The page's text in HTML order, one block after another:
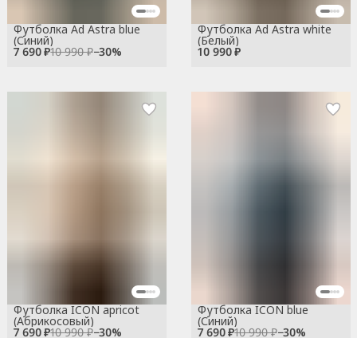
7 690 ₽10 990 ₽−30%
Футболка Ad Astra blue
(Синий)
10 990 ₽
Футболка Ad Astra white
(Белый)
7 690 ₽10 990 ₽−30%
Футболка ICON apricot
(Абрикосовый)
7 690 ₽10 990 ₽−30%
Футболка ICON blue
(Синий)